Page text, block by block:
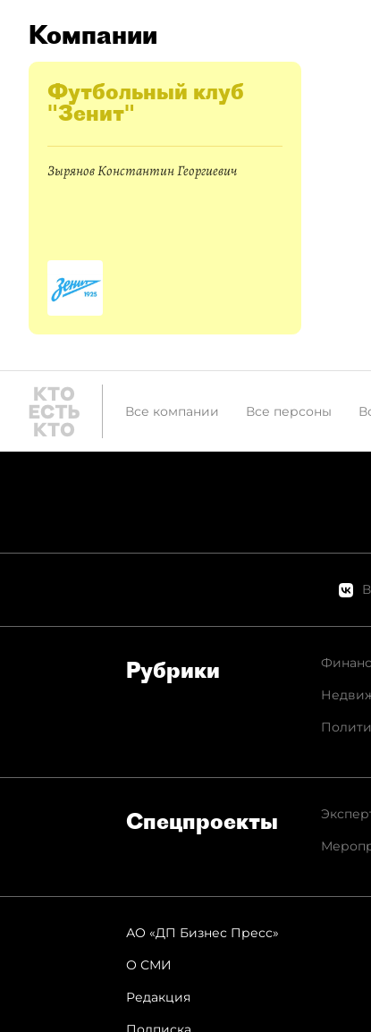
Компании
Футбольный клуб
"Зенит"
Зырянов Константин Георгиевич
Все компании Все персоны
Рубрики
Спец­проекты
АО «ДП Бизнес Пресс»
О СМИ
Редакция